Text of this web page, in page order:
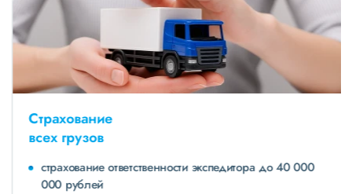
Страхование
всех грузов
страхование ответственности экспедитора до 40 000
000 рублей